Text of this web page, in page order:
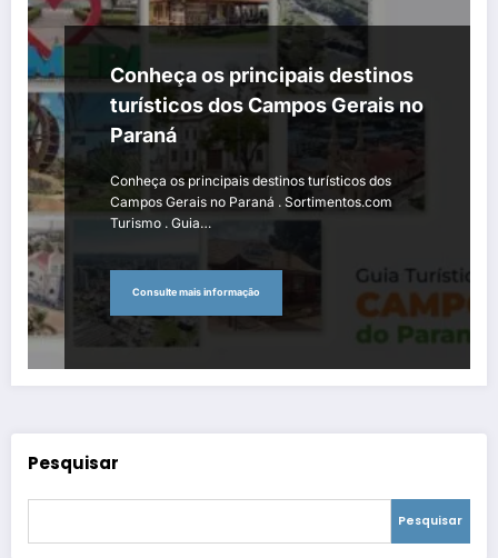
Conheça os principais destinos
turísticos dos Campos Gerais no
Paraná
Conheça os principais destinos turísticos dos
Campos Gerais no Paraná . Sortimentos.com
Turismo . Guia…
Consulte mais informação
Pesquisar
Pesquisar